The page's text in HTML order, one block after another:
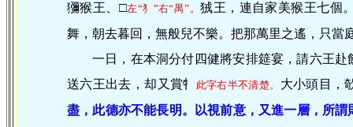
獼猴王、□左“犭”右“禺”。狨王，連自家美猴王七個
舞，朝去暮回，無般兒不樂。把那萬里之遙，只
一日，在本洞分付四健將安排筵宴，請六王
送六王出去，却又賞牜
此字右半不清楚。 大小頭目，
盡，此德亦不能長明。以視前意，又進一層，所謂